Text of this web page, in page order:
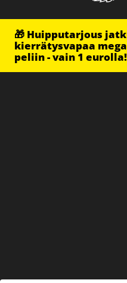
🎁 Huipputarjous
kierrätysvapaa
peliin - vain 1 eurolla!